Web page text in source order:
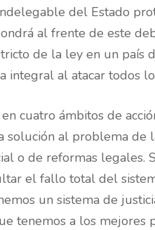
del Estado
al frente de este
de la ley en un país
al atacar todos
cuatro ámbitos de
solución al problema
o de reformas legales.
el fallo total del
un sistema de
tenemos a los mejores